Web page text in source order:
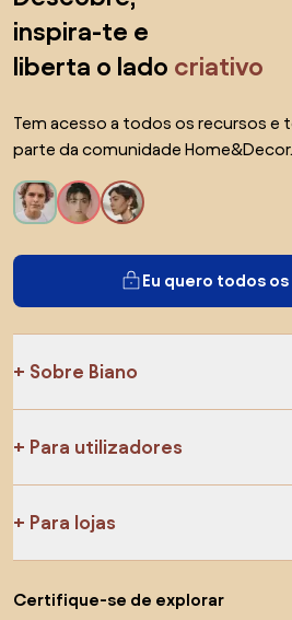
inspira-te e
liberta o lado criativo
Tem acesso a todos os recursos e
parte da comunidade Home&Decor.
Eu quero todos
Sobre Biano
Para utilizadores
Para lojas
Certifique-se de explorar